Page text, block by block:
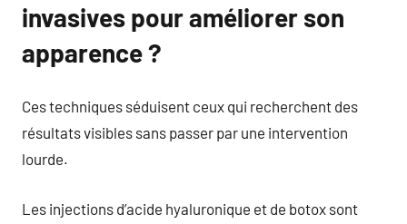
invasives pour améliorer son
apparence ?
Ces techniques séduisent ceux qui recherchent des
résultats visibles sans passer par une intervention
lourde.
Les injections d’acide hyaluronique et de botox sont